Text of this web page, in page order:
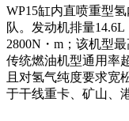
WP15缸内直喷重型
队。发动机排量
2800N・m；该机型
传统燃油机型通用率
且对氢气纯度要求宽
于干线重卡、矿山、